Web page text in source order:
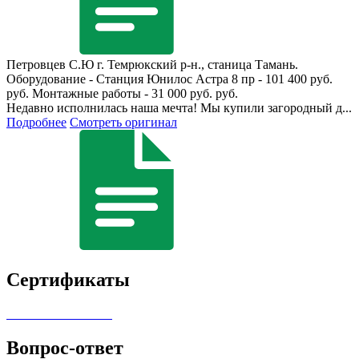
Петровцев С.Ю г. Темрюкский р-н., станица Тамань.
Оборудование - Станция Юнилос Астра 8 пр - 101 400 руб.
руб. Монтажные работы - 31 000 руб. руб.
Недавно исполнилась наша мечта! Мы купили загородный д...
Подробнее Смотреть оригинал
Сертификаты
Вопрос-ответ